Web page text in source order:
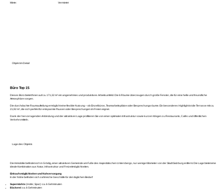
Miete: Vermietet
Objekt im Detail
Büro Top 15
Dieses Büro bietet Ihnen auf ca. 171,32 m² ein angenehmes und produktives Arbeitsumfeld. Die 6 Räume überzeugen durch große Fenster, die für eine helle und freundliche
Atmosphäre sorgen.
Die durchdachte Raumaufteilung ermöglicht eine flexible Nutzung – ob Einzelbüros, Teamarbeitsplätze oder Besprechungsräume. Ein besonderes Highlight ist die Terrasse mit ca.
21,92 m², die sich perfekt für entspannte Pausen oder Besprechungen im Freien eignet.
Dank der hervorragenden Anbindung und der attraktiven Lage profitieren Sie von einer optimalen Infrastruktur sowie kurzen Wegen zu Restaurants, Cafés und öffentlichen
Verkehrsmitteln.
Lage des Objekts
Die Immobilie befindet sich in Grödig, einer attraktiven Gemeinde am Fuße des majestätischen Untersbergs, nur wenige Kilometer von der Stadt Salzburg entfernt. Die Lage bietet eine
ideale Kombination aus Natur, Infrastruktur und Freizeitmöglichkeiten.
Einkaufsmöglichkeiten und Nahversorgung
In der Nähe befinden sich zahlreiche Geschäfte für den täglichen Bedarf:
Supermärkte (Hofer, Spar): ca. 6 Gehminuten
Bäckerei: ca. 6 Gehminuten